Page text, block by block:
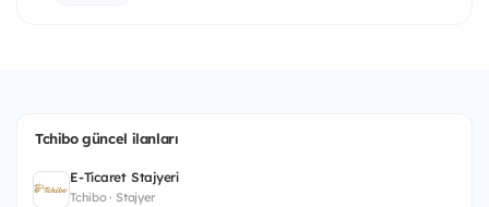
Tchibo güncel ilanları
E-Ticaret Stajyeri
Tchibo · Stajyer